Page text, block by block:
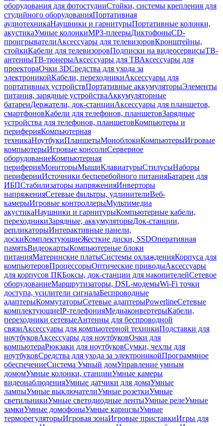
оборудования для фотостудииСтойки, системы крепления для
студийного оборудованияПортативная
аудиотехникаНаушники и гарнитурыПортативные колонки,
акустикаУмные колонкиMP3-плеерыДиктофоныCD-
проигрывателиАксессуары для телевизоровКронштейны,
стойкиКабели для телевизоровПодписки на видеосервисыТВ-
антенныТВ-тюнерыАксессуары для ТВАксессуары для
проектораОчки 3DСредства для ухода за
электроникойКабели, переходникиАксессуары для
портативных устройствПортативные аккумуляторыЭлементы
питания, зарядные устройстваАккумуляторные
батареиДержатели, док-станцииАксессуары для планшетов,
смартфоновКабели для телефонов, планшетовЗарядные
устройства для телефонов, планшетовКомпьютеры и
периферияКомпьютерная
техникаНоутбукиПланшетыМоноблокиКомпьютерыИгровые
компьютерыИгровые консолиСерверное
оборудованиеКомпьютерная
периферияМониторыМышиКлавиатурыСтилусыНаборы
периферииИсточники бесперебойного питанияБатареи для
ИБПСтабилизаторы напряженияИнверторы
напряженияСетевые фильтры, удлинителиВеб-
камерыИгровые контроллерыМультимедиа
акустикаНаушники и гарнитурыКомпьютерные кабели,
переходникиЗарядные, аккумуляторыДок-станции,
репликаторыИнтерактивные панели,
доскиКомплектующиеЖесткие диски, SSDОперативная
памятьВидеокартыКомпьютерные блоки
питанияМатеринские платыСистемы охлажденияКорпуса для
компьютеровПроцессорыОптические приводыАксессуары
для корпусов ПКБоксы, док-станции для накопителейСетевое
оборудованиеМаршрутизаторы, DSL-модемыWi-Fi точки
доступа, усилители сигналаБеспроводные
адаптерыКоммутаторыСетевые адаптерыPowerlineСетевые
комплектующиеIP-телефонияМедиаконвертерыКабели,
переходники сетевыеАнтенны для беспроводной
связиАксессуары для компьютерной техникиПодставки для
ноутбуковАксессуары для ноутбуковОчки для
компьютераРюкзаки для ноутбуковСумки, чехлы для
ноутбуковСредства для ухода за электроникойПрограммное
обеспечениеСистема Умный домУправление умным
домомУмные колонки, станцииУмные камеры
видеонаблюденияУмные датчики для домаУмные
лампыУмные выключателиУмные розеткиУмные
светильникиУмные светодиодные лентыУмные релеУмные
замкиУмные домофоныУмные карнизыУмные
терморегуляторыИгровая зонаИгровые приставкиИгры для